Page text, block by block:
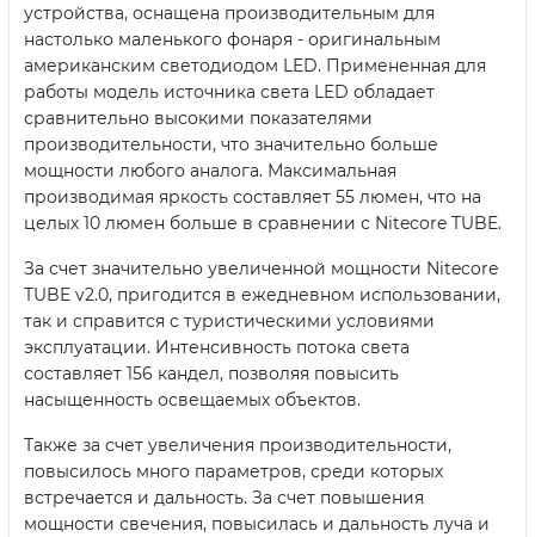
устройства, оснащена производительным для
настолько маленького фонаря - оригинальным
американским светодиодом LED. Примененная для
работы модель источника света LED обладает
сравнительно высокими показателями
производительности, что значительно больше
мощности любого аналога. Максимальная
производимая яркость составляет 55 люмен, что на
целых 10 люмен больше в сравнении с Nitecore TUBE.
За счет значительно увеличенной мощности Nitecore
TUBE v2.0, пригодится в ежедневном использовании,
так и справится с туристическими условиями
эксплуатации. Интенсивность потока света
составляет 156 кандел, позволяя повысить
насыщенность освещаемых объектов.
Также за счет увеличения производительности,
повысилось много параметров, среди которых
встречается и дальность. За счет повышения
мощности свечения, повысилась и дальность луча и